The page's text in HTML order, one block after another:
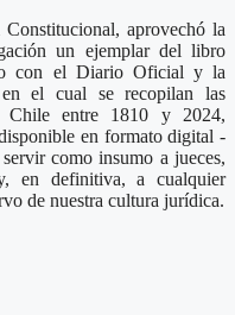
aprovechó la
un ejemplar del libro
con el Diario Oficial y la
el cual se recopilan las
Chile entre 1810 y 2024,
en formato digital -
como insumo a jueces,
y, en definitiva, a cualquier
de nuestra cultura jurídica.